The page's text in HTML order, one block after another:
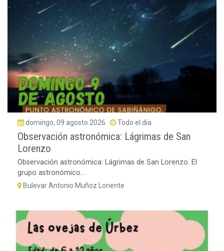
domingo, 09 agosto 2026 Todo el dia
Observación astronómica: Lágrimas de San
Lorenzo
Observación astronómica: Lágrimas de San Lorenzo. El
grupo astronómico...
Bulevar Antonio Muñoz Loriente